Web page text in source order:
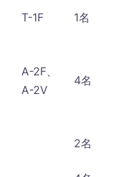
T-1F 1名
A-2F、
A-2V
4名
2名